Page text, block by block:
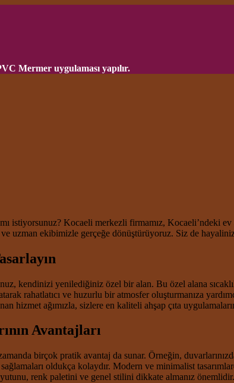
Mermer uygulaması yapılır.
istiyorsunuz? Kocaeli merkezli firmamız, Kocaeli’ndeki
uzman ekibimizle gerçeğe dönüştürüyoruz. Siz de
kendinizi yenilediğiniz özel bir alan. Bu özel alana
rahatlatıcı ve huzurlu bir atmosfer oluşturmanıza
hizmet ağımızla, sizlere en kaliteli ahşap çıta
Avantajları
birçok pratik avantaj da sunar. Örneğin,
oldukça kolaydır. Modern ve minimalist
renk paletini ve genel stilini dikkate almanız önemlidir.